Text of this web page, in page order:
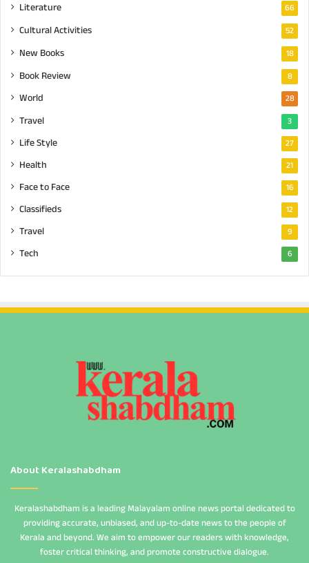
Literature 66
Cultural Activities 52
New Books 18
Book Review 8
World 28
Travel 3
Life Style 27
Health 21
Face to Face 16
Classifieds 12
Travel 9
Tech 6
About Keralashabdham
Keralashabdham is a leading Malayalam online news portal dedicated to
providing accurate, unbiased, and up-to-date news to the people of
Kerala and beyond. We aim to empower our readers with knowledge,
foster critical thinking, and promote constructive dialogue.